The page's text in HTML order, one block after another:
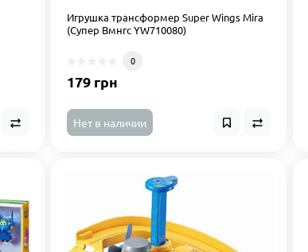
Игрушка трансформер Super Wings Mira
(Супер Вмнгс YW710080)
0
179 грн
Нет в наличии